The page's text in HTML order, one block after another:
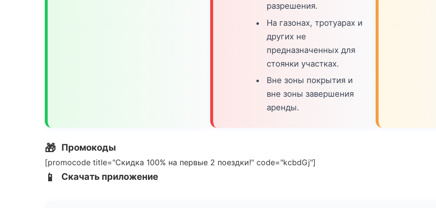
разрешения.
На газонах, тротуарах и
других не
предназначенных для
стоянки участках.
Вне зоны покрытия и
вне зоны завершения
аренды.
🎁 Промокоды
[promocode title="Скидка 100% на первые 2 поездки!" code="kcbdGj"]
📱 Скачать приложение